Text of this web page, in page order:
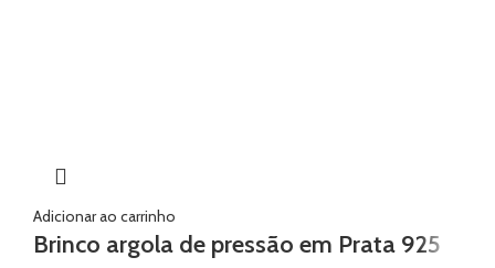
Adicionar ao carrinho
Brinco argola de pressão em Prata 925